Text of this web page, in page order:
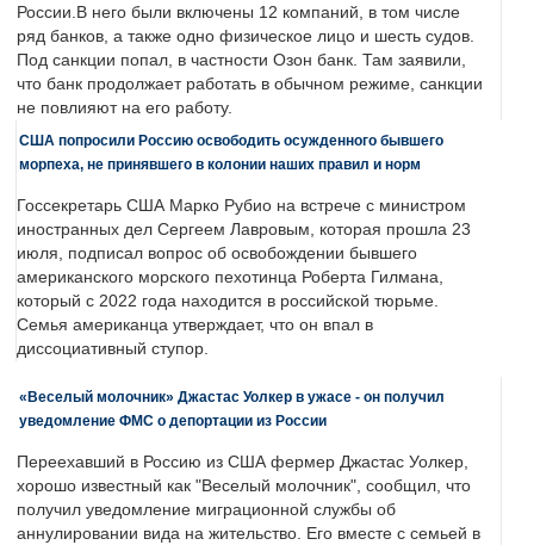
России.В него были включены 12 компаний, в том числе
ряд банков, а также одно физическое лицо и шесть судов.
Под санкции попал, в частности Озон банк. Там заявили,
что банк продолжает работать в обычном режиме, санкции
не повлияют на его работу.
США попросили Россию освободить осужденного бывшего
морпеха, не принявшего в колонии наших правил и норм
Госсекретарь США Марко Рубио на встрече с министром
иностранных дел Сергеем Лавровым, которая прошла 23
июля, подписал вопрос об освобождении бывшего
американского морского пехотинца Роберта Гилмана,
который с 2022 года находится в российской тюрьме.
Семья американца утверждает, что он впал в
диссоциативный ступор.
«Веселый молочник» Джастас Уолкер в ужасе - он получил
уведомление ФМС о депортации из России
Переехавший в Россию из США фермер Джастас Уолкер,
хорошо известный как "Веселый молочник", сообщил, что
получил уведомление миграционной службы об
аннулировании вида на жительство. Его вместе с семьей в